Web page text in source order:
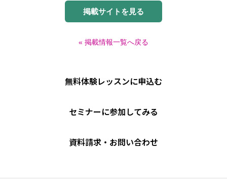
掲載サイトを見る
« 掲載情報一覧へ戻る
無料体験レッスンに申込む
セミナーに参加してみる
資料請求・お問い合わせ